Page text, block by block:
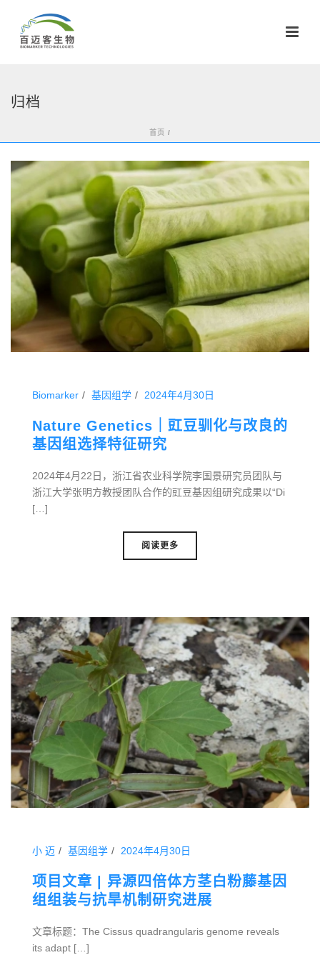
归档
首页 /
Biomarker 基因组学 2024年4月30日
Nature Genetics｜豇豆驯化与改良的
基因组选择特征研究
2024年4月22日，浙江省农业科学院李国景研究员团队与
浙江大学张明方教授团队合作的豇豆基因组研究成果以“Di
[…]
阅读更多
小 迈 基因组学 2024年4月30日
项目文章 | 异源四倍体方茎白粉藤基因
组组装与抗旱机制研究进展
文章标题：The Cissus quadrangularis genome reveals
its adapt […]